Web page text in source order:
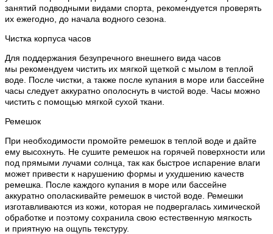
занятий подводными видами спорта, рекомендуется проверять
их ежегодно, до начала водного сезона.
Чистка корпуса часов
Для поддержания безупречного внешнего вида часов
мы рекомендуем чистить их мягкой щеткой с мылом в теплой
воде. После чистки, а также после купания в море или бассейне
часы следует аккуратно ополоснуть в чистой воде. Часы можно
чистить с помощью мягкой сухой ткани.
Ремешок
При необходимости промойте ремешок в теплой воде и дайте
ему высохнуть. Не сушите ремешок на горячей поверхности или
под прямыми лучами солнца, так как быстрое испарение влаги
может привести к нарушению формы и ухудшению качеств
ремешка. После каждого купания в море или бассейне
аккуратно ополаскивайте ремешок в чистой воде. Ремешки
изготавливаются из кожи, которая не подвергалась химической
обработке и поэтому сохранила свою естественную мягкость
и приятную на ощупь текстуру.